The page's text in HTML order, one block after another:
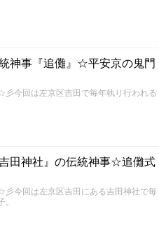
神事『追儺』☆平安京の鬼門
今回は左京区吉田で毎年執り行われる
田神社』の伝統神事☆追儺式
今回は左京区吉田にある吉田神社で毎